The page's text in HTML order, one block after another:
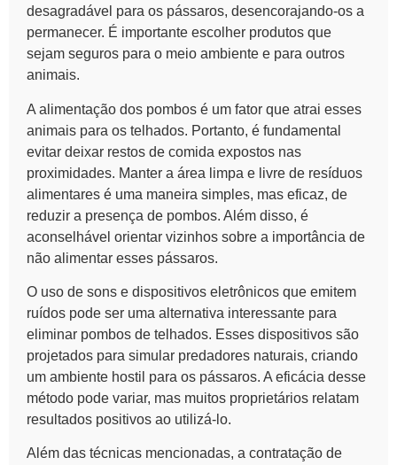
desagradável para os pássaros, desencorajando-os a
permanecer. É importante escolher produtos que
sejam seguros para o meio ambiente e para outros
animais.
A alimentação dos pombos é um fator que atrai esses
animais para os telhados. Portanto, é fundamental
evitar deixar restos de comida expostos nas
proximidades. Manter a área limpa e livre de resíduos
alimentares é uma maneira simples, mas eficaz, de
reduzir a presença de pombos. Além disso, é
aconselhável orientar vizinhos sobre a importância de
não alimentar esses pássaros.
O uso de sons e dispositivos eletrônicos que emitem
ruídos pode ser uma alternativa interessante para
eliminar pombos de telhados. Esses dispositivos são
projetados para simular predadores naturais, criando
um ambiente hostil para os pássaros. A eficácia desse
método pode variar, mas muitos proprietários relatam
resultados positivos ao utilizá-lo.
Além das técnicas mencionadas, a contratação de